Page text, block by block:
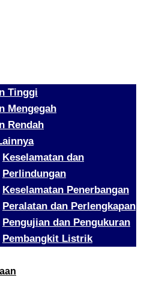
Tinggi
Mengegah
Rendah
Keselamatan dan
Perlindungan
Keselamatan Penerbangan
Peralatan dan Perlengkapan
Pengujian dan Pengukuran
Pembangkit Listrik